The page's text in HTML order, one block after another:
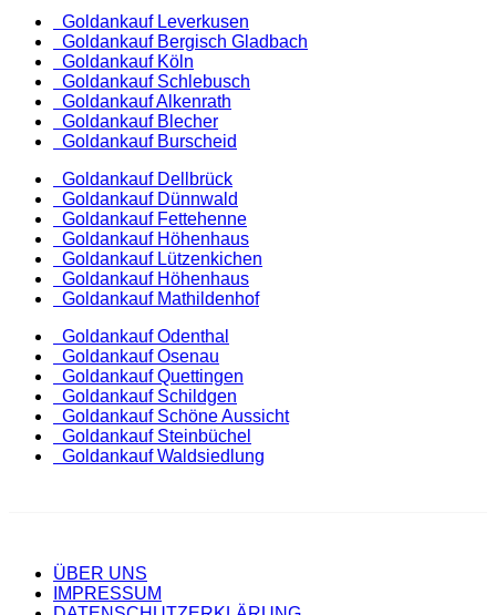
Goldankauf Leverkusen
Goldankauf Bergisch Gladbach
Goldankauf Köln
Goldankauf Schlebusch
Goldankauf Alkenrath
Goldankauf Blecher
Goldankauf Burscheid
Goldankauf Dellbrück
Goldankauf Dünnwald
Goldankauf Fettehenne
Goldankauf Höhenhaus
Goldankauf Lützenkichen
Goldankauf Höhenhaus
Goldankauf Mathildenhof
Goldankauf Odenthal
Goldankauf Osenau
Goldankauf Quettingen
Goldankauf Schildgen
Goldankauf Schöne Aussicht
Goldankauf Steinbüchel
Goldankauf Waldsiedlung
ÜBER UNS
IMPRESSUM